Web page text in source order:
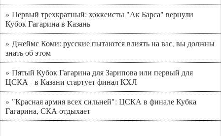
» Первый трехкратный: хоккеисты "Ак Барса" вернули
Кубок Гагарина в Казань
» Джеймс Коми: русские пытаются влиять на вас, вы должны
знать об этом
» Пятый Кубок Гагарина для Зарипова или первый для
ЦСКА - в Казани стартует финал КХЛ
» "Красная армия всех сильней": ЦСКА в финале Кубка
Гагарина, СКА отдыхает